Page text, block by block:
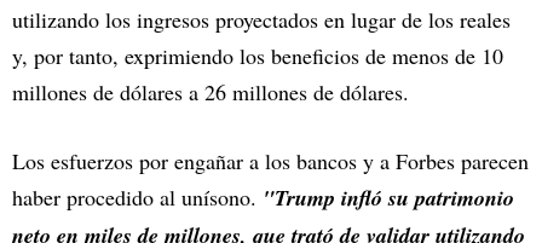
utilizando los ingresos proyectados en lugar de los reales
y, por tanto, exprimiendo los beneficios de menos de 10
millones de dólares a 26 millones de dólares.
Los esfuerzos por engañar a los bancos y a Forbes parecen
haber procedido al unísono. "Trump infló su patrimonio
neto en miles de millones, que trató de validar utilizando